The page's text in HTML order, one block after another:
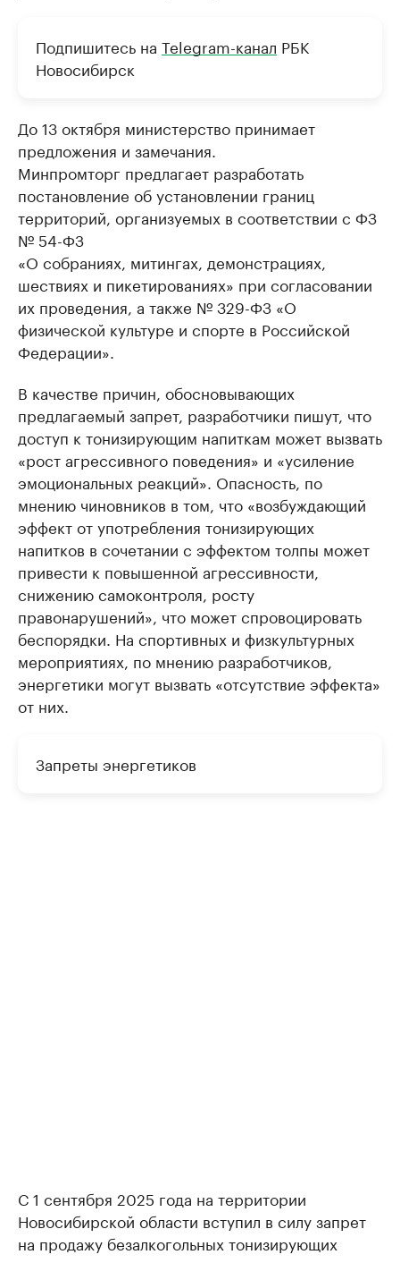
Подпишитесь на Telegram-канал РБК
Новосибирск
До 13 октября министерство принимает
предложения и замечания.
Минпромторг предлагает разработать
постановление об установлении границ
территорий, организуемых в соответствии с ФЗ
№ 54-ФЗ
«О собраниях, митингах, демонстрациях,
шествиях и пикетированиях» при согласовании
их проведения, а также № 329-ФЗ «О
физической культуре и спорте в Российской
Федерации».
В качестве причин, обосновывающих
предлагаемый запрет, разработчики пишут, что
доступ к тонизирующим напиткам может вызвать
«рост агрессивного поведения» и «усиление
эмоциональных реакций». Опасность, по
мнению чиновников в том, что «возбуждающий
эффект от употребления тонизирующих
напитков в сочетании с эффектом толпы может
привести к повышенной агрессивности,
снижению самоконтроля, росту
правонарушений», что может спровоцировать
беспорядки. На спортивных и физкультурных
мероприятиях, по мнению разработчиков,
энергетики могут вызвать «отсутствие эффекта»
от них.
Запреты энергетиков
С 1 сентября 2025 года на территории
Новосибирской области вступил в силу запрет
на продажу безалкогольных тонизирующих